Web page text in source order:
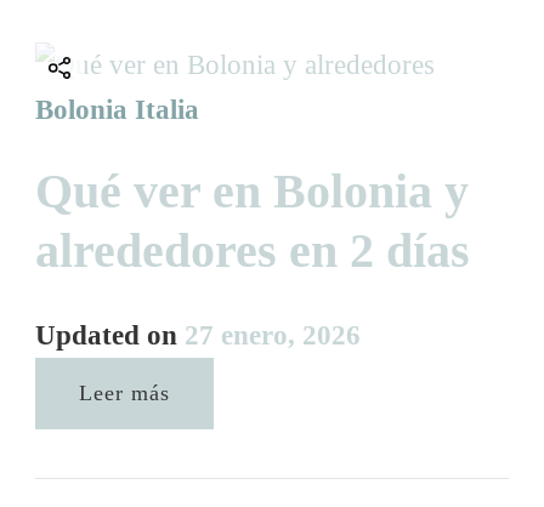
Bolonia Italia
Qué ver en Bolonia y
alrededores en 2 días
Updated on 27 enero, 2026
Leer más